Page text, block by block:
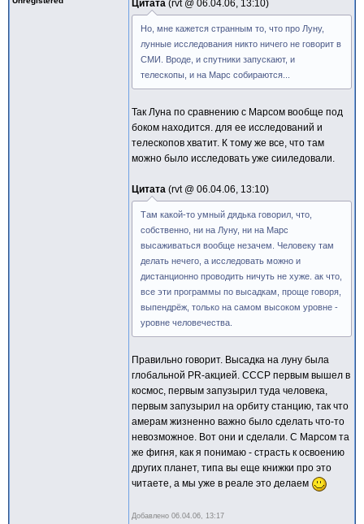
Цитата rvt @ 06.04.06, 13:10
Но, мне кажется странным то, что про Луну,
лунные исследования никто ничего не говорит в
СМИ. Вроде, и спутники запускают, и
телескопы, и на Марс собираются...
Так Луна по сравнению с Марсом вообще под
боком находится. для ее исследований и
телескопов хватит. К тому же все, что там
можно было исследовать уже сииледовали.
Цитата rvt @ 06.04.06, 13:10
Там какой-то умный дядька говорил, что,
собственно, ни на Луну, ни на Марс
высаживаться вообще незачем. Человеку там
делать нечего, а исследовать можно и
дистанционно проводить ничуть не хуже. ак что,
все эти программы по высадкам, проще говоря,
выпендрёж, только на самом высоком уровне -
уровне человечества.
Правильно говорит. Высадка на луну была
глобальной PR-акцией. СССР первым вышел в
космос, первым запузырил туда человека,
первым запузырил на орбиту станцию, так что
амерам жизненно важно было сделать что-то
невозможное. Вот они и сделали. С Марсом та
же фигня, как я понимаю - страсть к освоению
других планет, типа вы еще книжки про это
читаете, а мы уже в реале это делаем
Добавлено 06.04.06, 13:17